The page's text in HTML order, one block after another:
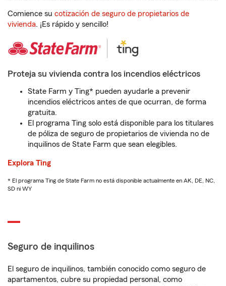
Comience su cotización de seguro de propietarios de
vivienda. ¡Es rápido y sencillo!
Proteja su vivienda contra los incendios eléctricos
State Farm y Ting* pueden ayudarle a prevenir
incendios eléctricos antes de que ocurran, de forma
gratuita.
El programa Ting solo está disponible para los titulares
de póliza de seguro de propietarios de vivienda no de
inquilinos de State Farm que sean elegibles.
Explora Ting
* El programa Ting de State Farm no está disponible actualmente en AK, DE, NC,
SD ni WY
Seguro de inquilinos
El seguro de inquilinos, también conocido como seguro de
apartamentos, cubre su propiedad personal, como